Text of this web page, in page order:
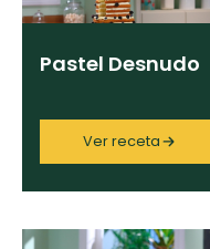
Pastel Desnudo
Ver receta